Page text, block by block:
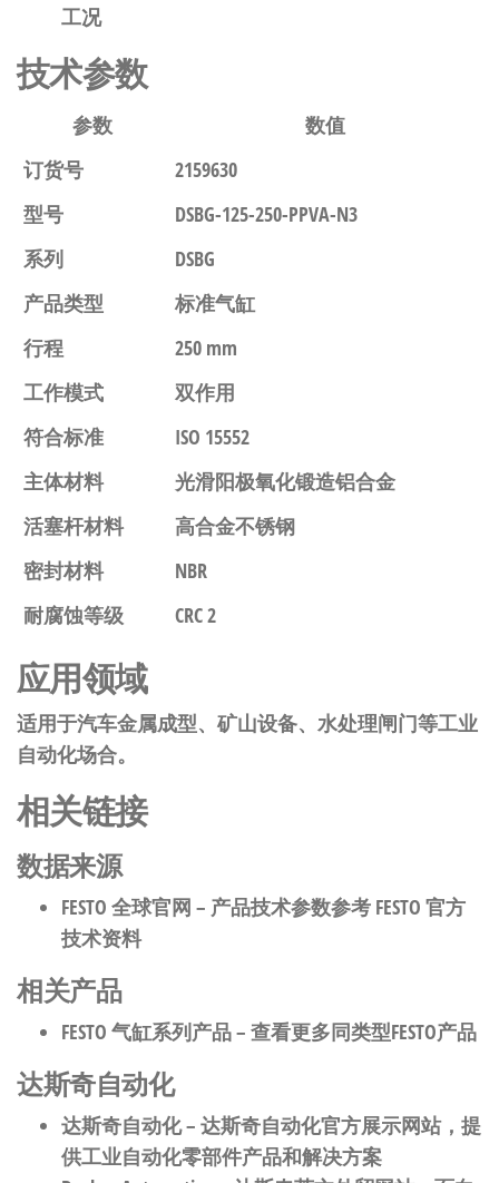
工况
技术参数
参数
数值
订货号
2159630
型号
DSBG-125-250-PPVA-N3
系列
DSBG
产品类型
标准气缸
行程
250 mm
工作模式
双作用
符合标准
ISO 15552
主体材料
光滑阳极氧化锻造铝合金
活塞杆材料
高合金不锈钢
密封材料
NBR
耐腐蚀等级
CRC 2
应用领域
适用于汽车金属成型、矿山设备、水处理闸门等工业
自动化场合。
相关链接
数据来源
FESTO 全球官网 – 产品技术参数参考 FESTO 官方
技术资料
相关产品
FESTO 气缸系列产品– 查看更多同类型FESTO产品
达斯奇自动化
达斯奇自动化– 达斯奇自动化官方展示网站，提
供工业自动化零部件产品和解决方案